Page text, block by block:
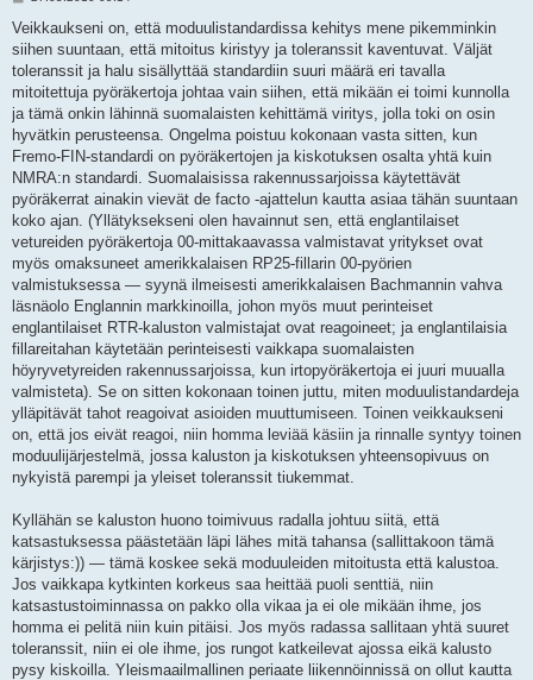
e
t
i
Veikkaukseni on, että moduulistandardissa kehitys mene pikemminkin
siihen suuntaan, että mitoitus kiristyy ja toleranssit kaventuvat. Väljät
toleranssit ja halu sisällyttää standardiin suuri määrä eri tavalla
mitoitettuja pyöräkertoja johtaa vain siihen, että mikään ei toimi kunnolla
ja tämä onkin lähinnä suomalaisten kehittämä viritys, jolla toki on osin
hyvätkin perusteensa. Ongelma poistuu kokonaan vasta sitten, kun
Fremo-FIN-standardi on pyöräkertojen ja kiskotuksen osalta yhtä kuin
NMRA:n standardi. Suomalaisissa rakennussarjoissa käytettävät
pyöräkerrat ainakin vievät de facto -ajattelun kautta asiaa tähän suuntaan
koko ajan. (Yllätyksekseni olen havainnut sen, että englantilaiset
vetureiden pyöräkertoja 00-mittakaavassa valmistavat yritykset ovat
myös omaksuneet amerikkalaisen RP25-fillarin 00-pyörien
valmistuksessa — syynä ilmeisesti amerikkalaisen Bachmannin vahva
läsnäolo Englannin markkinoilla, johon myös muut perinteiset
englantilaiset RTR-kaluston valmistajat ovat reagoineet; ja englantilaisia
fillareitahan käytetään perinteisesti vaikkapa suomalaisten
höyryvetyreiden rakennussarjoissa, kun irtopyöräkertoja ei juuri muualla
valmisteta). Se on sitten kokonaan toinen juttu, miten moduulistandardeja
ylläpitävät tahot reagoivat asioiden muuttumiseen. Toinen veikkaukseni
on, että jos eivät reagoi, niin homma leviää käsiin ja rinnalle syntyy toinen
moduulijärjestelmä, jossa kaluston ja kiskotuksen yhteensopivuus on
nykyistä parempi ja yleiset toleranssit tiukemmat.
Kyllähän se kaluston huono toimivuus radalla johtuu siitä, että
katsastuksessa päästetään läpi lähes mitä tahansa (sallittakoon tämä
kärjistys:)) — tämä koskee sekä moduuleiden mitoitusta että kalustoa.
Jos vaikkapa kytkinten korkeus saa heittää puoli senttiä, niin
katsastustoiminnassa on pakko olla vikaa ja ei ole mikään ihme, jos
homma ei pelitä niin kuin pitäisi. Jos myös radassa sallitaan yhtä suuret
toleranssit, niin ei ole ihme, jos rungot katkeilevat ajossa eikä kalusto
pysy kiskoilla. Yleismaailmallinen periaate liikennöinnissä on ollut kautta